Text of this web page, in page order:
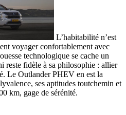
L’habitabilité n’est
voyager confortablement avec
technologique se cache un
reste fidèle à sa philosophie : allier
Le Outlander PHEV en est la
ses aptitudes toutchemin et
km, gage de sérénité.